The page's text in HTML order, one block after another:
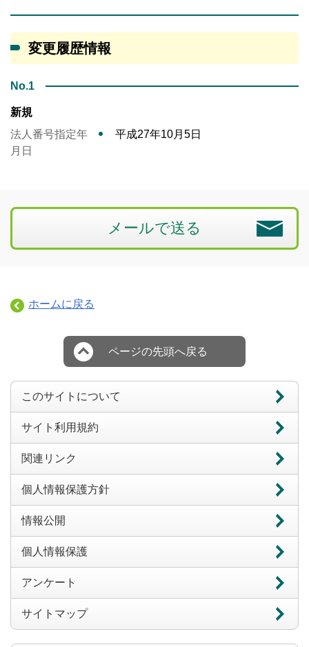
変更履歴情報
No.1
新規
法人番号指定年
月日
平成27年10月5日
メールで送る
ホームに戻る
ページの先頭へ戻る
このサイトについて
サイト利用規約
関連リンク
個人情報保護方針
情報公開
個人情報保護
アンケート
サイトマップ